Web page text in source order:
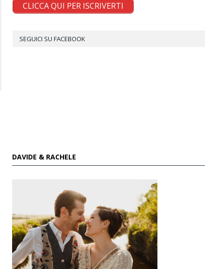
CLICCA QUI PER ISCRIVERTI
SEGUICI SU FACEBOOK
DAVIDE & RACHELE